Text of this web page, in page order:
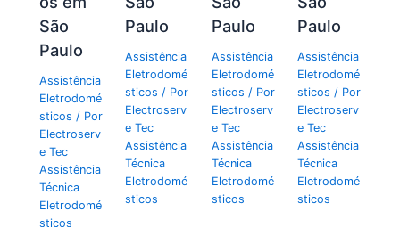
São
Paulo
Assistência
Eletrodomé
sticos / Por
Electroserv
e Tec
Assistência
Técnica
Eletrodomé
sticos
Paulo
Assistência
Eletrodomé
sticos / Por
Electroserv
e Tec
Assistência
Técnica
Eletrodomé
sticos
Paulo
Assistência
Eletrodomé
sticos / Por
Electroserv
e Tec
Assistência
Técnica
Eletrodomé
sticos
Paulo
Assistência
Eletrodomé
sticos / Por
Electroserv
e Tec
Assistência
Técnica
Eletrodomé
sticos